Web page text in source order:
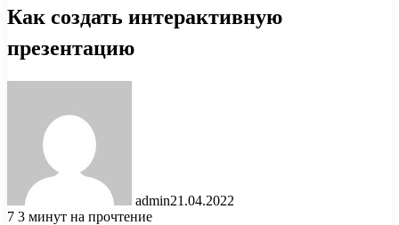
Как создать интерактивную
презентацию
admin21.04.2022
7 3 минут на прочтение